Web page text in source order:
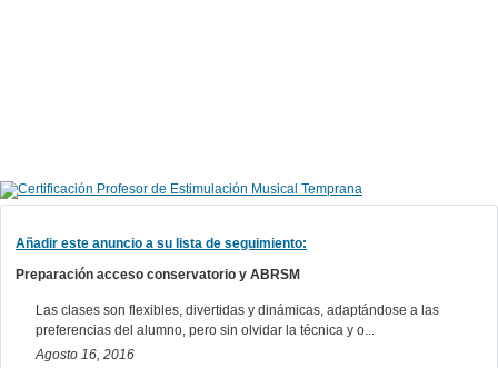
Añadir este anuncio a su lista de seguimiento:
Preparación acceso conservatorio y ABRSM
Las clases son flexibles, divertidas y dinámicas, adaptándose a las
preferencias del alumno, pero sin olvidar la técnica y o...
Agosto 16, 2016